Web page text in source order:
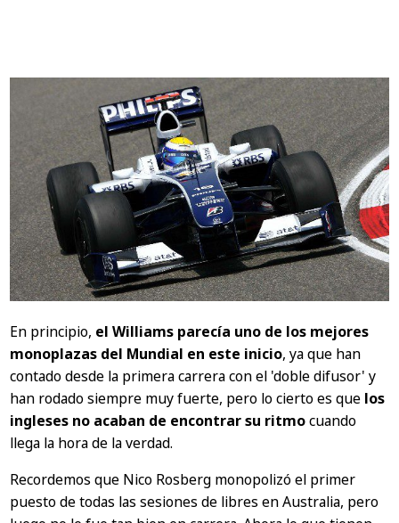
En principio, el Williams parecía uno de los mejores
monoplazas del Mundial en este inicio, ya que han
contado desde la primera carrera con el 'doble difusor' y
han rodado siempre muy fuerte, pero lo cierto es que los
ingleses no acaban de encontrar su ritmocuando
llega la hora de la verdad.
Recordemos que Nico Rosberg monopolizó el primer
puesto de todas las sesiones de libres en Australia, pero